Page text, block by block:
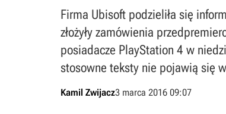
Firma Ubisoft podzieliła się
złożyły zamówienia
posiadacze PlayStation 4 w
stosowne teksty nie pojawią się
Kamil Zwijacz3 marca 2016 09:07